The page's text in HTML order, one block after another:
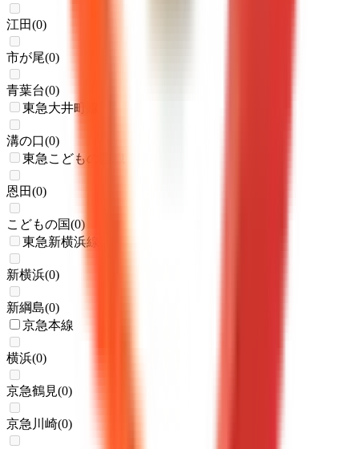
江田(0)
市が尾(0)
青葉台(0)
東急大井町線
溝の口(0)
東急こどもの国線
恩田(0)
こどもの国(0)
東急新横浜線
新横浜(0)
新綱島(0)
京急本線
横浜(0)
京急鶴見(0)
京急川崎(0)